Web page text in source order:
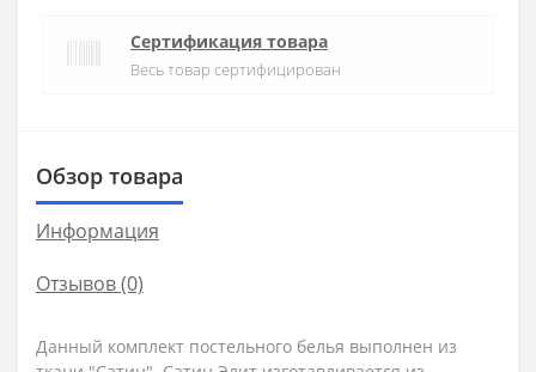
Сертификация товара
Весь товар сертифицирован
Обзор товара
Информация
Отзывов (0)
Данный комплект постельного белья выполнен из